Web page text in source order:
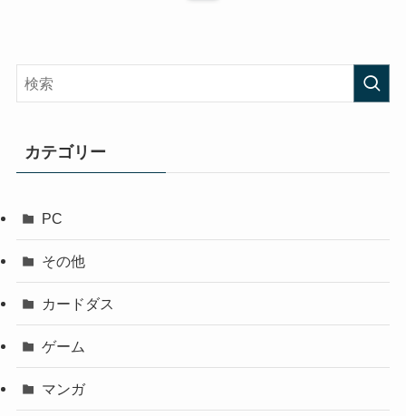
カテゴリー
PC
その他
カードダス
ゲーム
マンガ